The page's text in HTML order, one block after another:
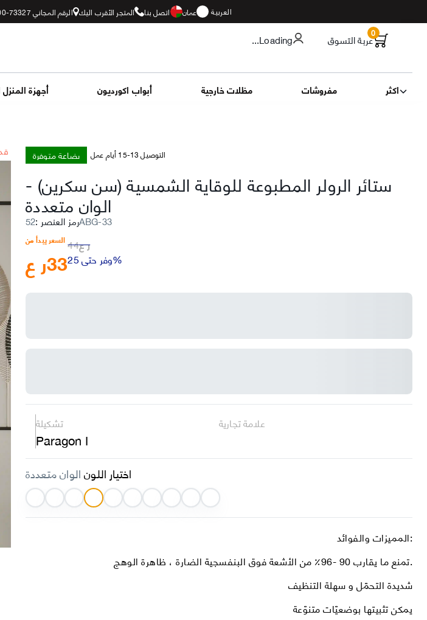
الرقم المجاني 73327-800 المتجر الأقرب اليك اتصل بنا عمان العربية
...Loading عربة التسوق0
أجهزة أبواب اكورديون مظلات خارجية مفروشات اكثر
بضاعة متوفرة التوصيل 13-15 أيام عمل
ستائر الرولر المطبوعة للوقاية الشمسية (سن سكرين) -
الوان متعددة
رمز العنصر : 52ABG-33
السعر يبدأ من
ر ع33
ر ع44
وفر حتى 25%
تشكيلة
Paragon I
علامة تجارية
اختيار اللونالوان متعددة
المميزات والفوائد:
تمنع ما يقارب 90 -96٪ من الأشعة فوق البنفسجية الضارة ، ظاهرة الوهج.
شديدة التحمّل و سهلة التنظيف
يمكن تثبيتها بوضعيّات متنوّعة